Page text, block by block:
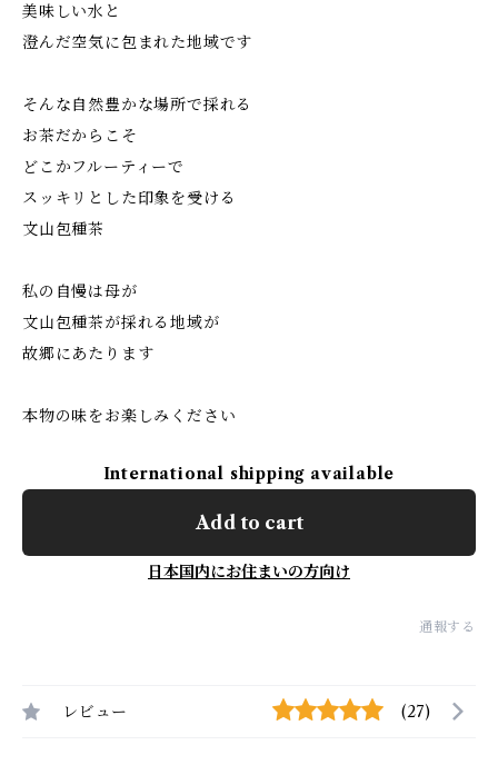
美味しい水と
澄んだ空気に包まれた地域です
そんな自然豊かな場所で採れる
お茶だからこそ
どこかフルーティーで
スッキリとした印象を受ける
文山包種茶
私の自慢は母が
文山包種茶が採れる地域が
故郷にあたります
本物の味をお楽しみください
International shipping available
Add to cart
日本国内にお住まいの方向け
通報する
レビュー (27)